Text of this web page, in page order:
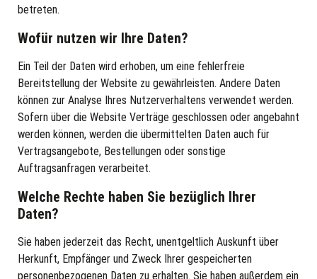
betreten.
Wofür nutzen wir Ihre Daten?
Ein Teil der Daten wird erhoben, um eine fehlerfreie
Bereitstellung der Website zu gewährleisten. Andere Daten
können zur Analyse Ihres Nutzerverhaltens verwendet werden.
Sofern über die Website Verträge geschlossen oder angebahnt
werden können, werden die übermittelten Daten auch für
Vertragsangebote, Bestellungen oder sonstige
Auftragsanfragen verarbeitet.
Welche Rechte haben Sie bezüglich Ihrer
Daten?
Sie haben jederzeit das Recht, unentgeltlich Auskunft über
Herkunft, Empfänger und Zweck Ihrer gespeicherten
personenbezogenen Daten zu erhalten. Sie haben außerdem ein